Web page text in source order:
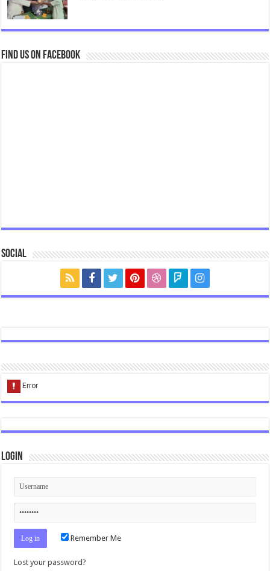
Find us on Facebook
Social
Login
Remember Me
Lost your password?